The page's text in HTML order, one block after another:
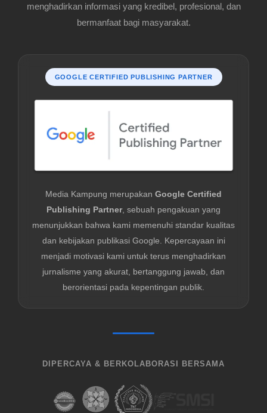
menghadirkan informasi yang kredibel, profesional, dan
bermanfaat bagi masyarakat.
GOOGLE CERTIFIED PUBLISHING PARTNER
Media Kampung merupakan Google Certified
Publishing Partner, sebuah pengakuan yang
menunjukkan bahwa kami memenuhi standar kualitas
dan kebijakan publikasi Google. Kepercayaan ini
menjadi motivasi kami untuk terus menghadirkan
jurnalisme yang akurat, bertanggung jawab, dan
berorientasi pada kepentingan publik.
DIPERCAYA & BERKOLABORASI BERSAMA